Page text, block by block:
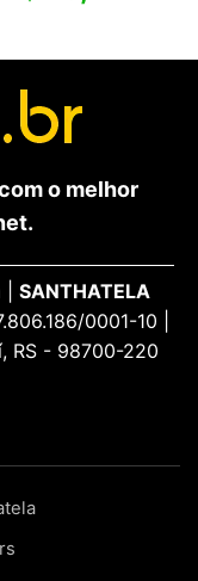
o melhor
SANTHATELA
0001-10 |
RS - 98700-220